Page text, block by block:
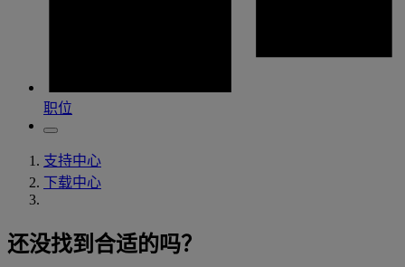
职位
支持中心
下载中心
还没找到合适的吗？